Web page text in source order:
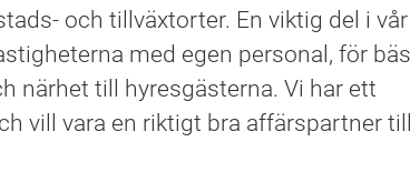
och tillväxtorter. En viktig del i vår
med egen personal, för
närhet till hyresgästerna. Vi har ett
vill vara en riktigt bra affärspartner